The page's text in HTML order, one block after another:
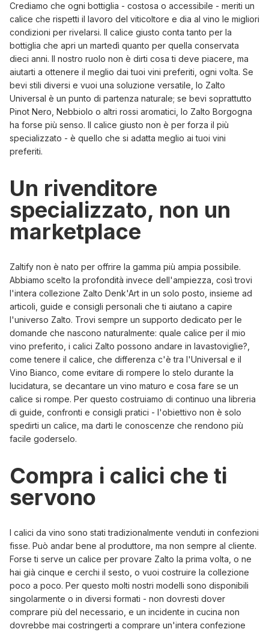
Crediamo che ogni bottiglia - costosa o accessibile - meriti un
calice che rispetti il lavoro del viticoltore e dia al vino le migliori
condizioni per rivelarsi. Il calice giusto conta tanto per la
bottiglia che apri un martedì quanto per quella conservata
dieci anni. Il nostro ruolo non è dirti cosa ti deve piacere, ma
aiutarti a ottenere il meglio dai tuoi vini preferiti, ogni volta. Se
bevi stili diversi e vuoi una soluzione versatile, lo Zalto
Universal è un punto di partenza naturale; se bevi soprattutto
Pinot Nero, Nebbiolo o altri rossi aromatici, lo Zalto Borgogna
ha forse più senso. Il calice giusto non è per forza il più
specializzato - è quello che si adatta meglio ai tuoi vini
preferiti.
Un rivenditore
specializzato, non un
marketplace
Zaltify non è nato per offrire la gamma più ampia possibile.
Abbiamo scelto la profondità invece dell'ampiezza, così trovi
l'intera collezione Zalto Denk'Art in un solo posto, insieme ad
articoli, guide e consigli personali che ti aiutano a capire
l'universo Zalto. Trovi sempre un supporto dedicato per le
domande che nascono naturalmente: quale calice per il mio
vino preferito, i calici Zalto possono andare in lavastoviglie?
come tenere il calice, che differenza c'è tra l'Universal e il
Vino Bianco, come evitare di rompere lo stelo durante la
lucidatura, se decantare un vino maturo e cosa fare se un
calice si rompe. Per questo costruiamo di continuo una libreria
di guide, confronti e consigli pratici - l'obiettivo non è solo
spedirti un calice, ma darti le conoscenze che rendono più
facile goderselo.
Compra i calici che ti
servono
I calici da vino sono stati tradizionalmente venduti in confezioni
fisse. Può andar bene al produttore, ma non sempre al cliente.
Forse ti serve un calice per provare Zalto la prima volta, o ne
hai già cinque e cerchi il sesto, o vuoi costruire la collezione
poco a poco. Per questo molti nostri modelli sono disponibili
singolarmente o in diversi formati - non dovresti dover
comprare più del necessario, e un incidente in cucina non
dovrebbe mai costringerti a comprare un'intera confezione